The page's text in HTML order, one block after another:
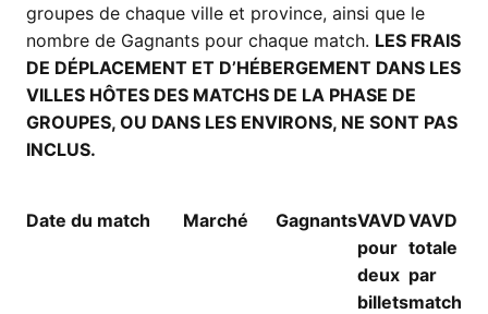
groupes de chaque ville et province, ainsi que le
nombre de Gagnants pour chaque match. LES FRAIS
DE DÉPLACEMENT ET D’HÉBERGEMENT DANS LES
VILLES HÔTES DES MATCHS DE LA PHASE DE
GROUPES, OU DANS LES ENVIRONS, NE SONT PAS
INCLUS.
Date du match Marché GagnantsVAVD
pour
deux
billets
VAVD
totale
par
match